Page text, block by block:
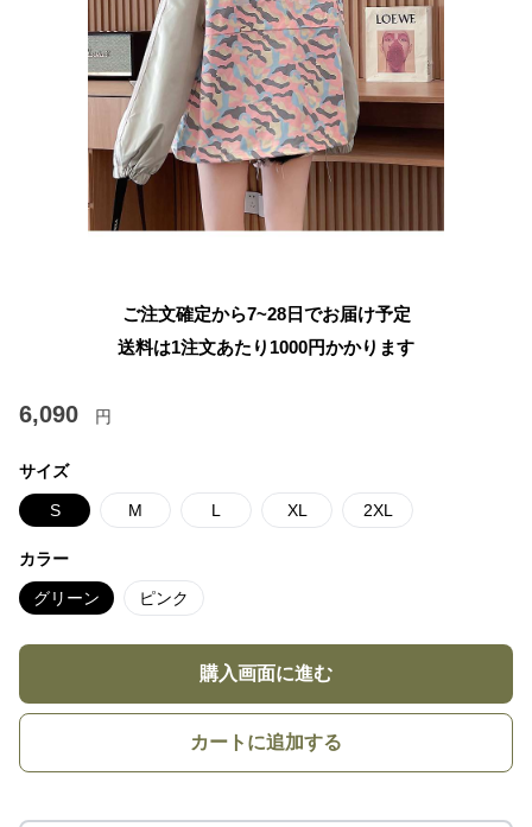
ご注文確定から7~28日でお届け予定
送料は1注文あたり 1000円かかります
6,090 円
サイズ
S M L XL 2XL
カラー
グリーン ピンク
購入画面に進む
カートに追加する